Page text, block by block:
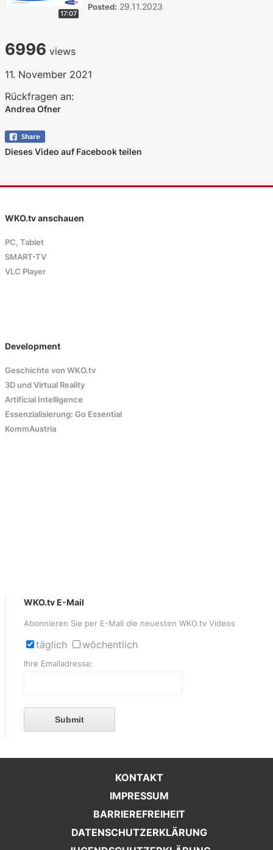
17:07
Posted: 29.11.2023
6996 views
11. November 2021
Rückfragen an:
Andrea Ofner
Dieses Video auf Facebook teilen
WKO.tv anschauen
PC, Tablet
SMART-TV
VLC Player
Development
Geschichte von WKO.tv
3D und Virtual Reality
Artificial Intelligence
Essenzialisierung: Go Essential
KommAustria
WKO.tv E-Mail
Abonnieren Sie per E-Mail die neuesten WKO.tv Videos
täglich wöchentlich
Ihre Emailadresse:
Submit
KONTAKT
IMPRESSUM
BARRIEREFREIHEIT
DATENSCHUTZERKLÄRUNG